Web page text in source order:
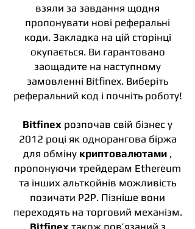
взяли за завдання щодня
пропонувати нові реферальні
коди. Закладка на цій сторінці
окупається. Ви гарантовано
заощадите на наступному
замовленні Bitfinex. Виберіть
реферальний код і почніть роботу!
Bitfinex розпочав свій бізнес у
2012 році як однорангова біржа
для обміну криптовалютами ,
пропонуючи трейдерам Ethereum
та інших альткойнів можливість
позичати P2P. Пізніше вони
переходять на торговий механізм.
Bitfinex також пов’язаний з